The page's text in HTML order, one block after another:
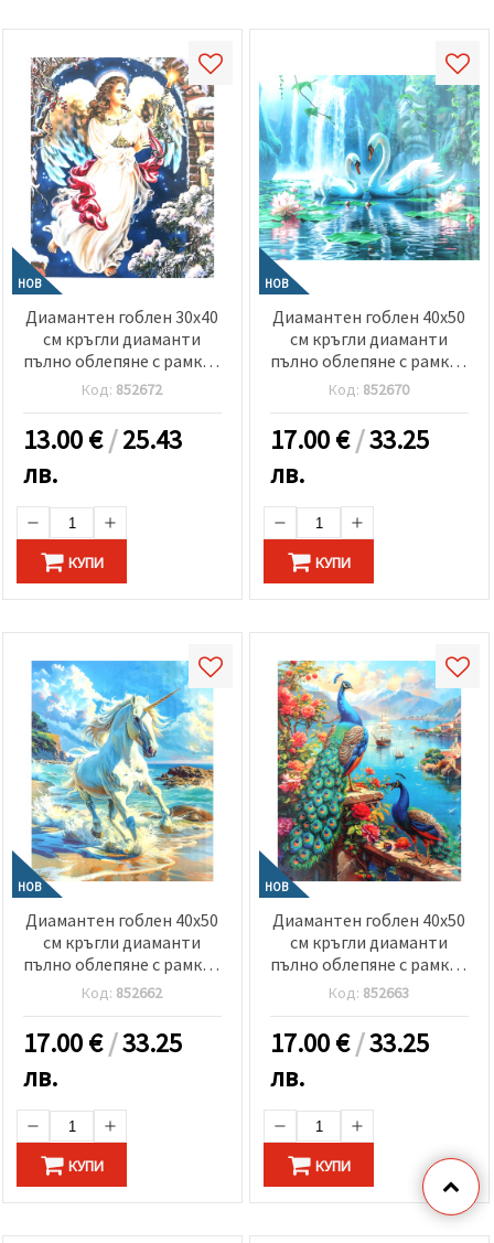
НОВ
Диамантен гоблен 30x40
см кръгли диаманти
пълно облепяне с рамка -
Коледен ангел GLD62613
Код: 852672
13.00€/25.43
лв.
КУПИ
НОВ
Диамантен гоблен 40x50
см кръгли диаманти
пълно облепяне с рамка -
Лебеди в тропическа
Код: 852670
17.00€/33.25
лв.
КУПИ
НОВ
Диамантен гоблен 40x50
см кръгли диаманти
пълно облепяне с рамка -
Приказно бягство край
Код: 852662
17.00€/33.25
лв.
КУПИ
НОВ
Диамантен гоблен 40x50
см кръгли диаманти
пълно облепяне с рамка -
Райска градина с пауни
Код: 852663
17.00€/33.25
лв.
КУПИ